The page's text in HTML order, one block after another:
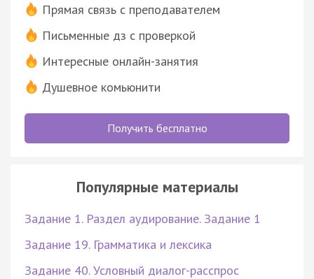
Прямая связь с преподавателем
Письменные дз с проверкой
Интересные онлайн-занятия
Душевное комьюнити
Получить бесплатно
Популярные материалы
Задание 1. Раздел аудирование. Задание 1
Задание 19. Грамматика и лексика
Задание 40. Условный диалог-расспрос